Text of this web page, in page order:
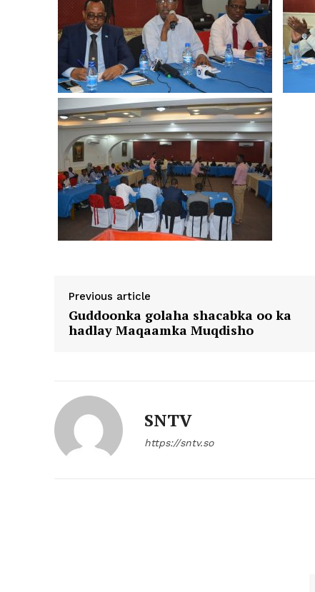
Previous article
Guddoonka golaha shacabka oo ka
hadlay Maqaamka Muqdisho
SNTV
https://sntv.so